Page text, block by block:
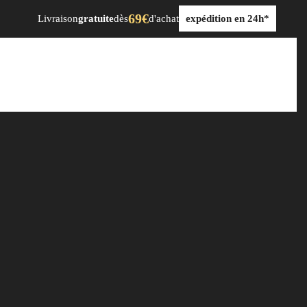
Livraisongratuitedès69€d'achat expédition en 24h*